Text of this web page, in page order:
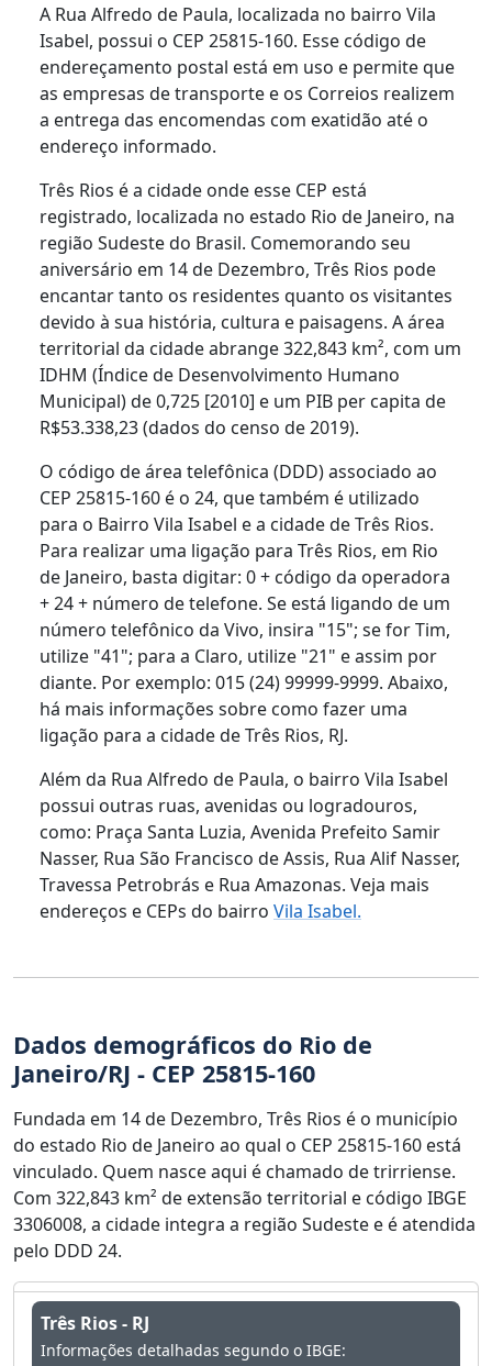
A Rua Alfredo de Paula, localizada no bairro Vila
Isabel, possui o CEP 25815-160. Esse código de
endereçamento postal está em uso e permite que
as empresas de transporte e os Correios realizem
a entrega das encomendas com exatidão até o
endereço informado.
Três Rios é a cidade onde esse CEP está
registrado, localizada no estado Rio de Janeiro, na
região Sudeste do Brasil. Comemorando seu
aniversário em 14 de Dezembro, Três Rios pode
encantar tanto os residentes quanto os visitantes
devido à sua história, cultura e paisagens. A área
territorial da cidade abrange 322,843 km², com um
IDHM (Índice de Desenvolvimento Humano
Municipal) de 0,725 [2010] e um PIB per capita de
R$53.338,23 (dados do censo de 2019).
O código de área telefônica (DDD) associado ao
CEP 25815-160 é o 24, que também é utilizado
para o Bairro Vila Isabel e a cidade de Três Rios.
Para realizar uma ligação para Três Rios, em Rio
de Janeiro, basta digitar: 0 + código da operadora
+ 24 + número de telefone. Se está ligando de um
número telefônico da Vivo, insira "15"; se for Tim,
utilize "41"; para a Claro, utilize "21" e assim por
diante. Por exemplo: 015 (24) 99999-9999. Abaixo,
há mais informações sobre como fazer uma
ligação para a cidade de Três Rios, RJ.
Além da Rua Alfredo de Paula, o bairro Vila Isabel
possui outras ruas, avenidas ou logradouros,
como: Praça Santa Luzia, Avenida Prefeito Samir
Nasser, Rua São Francisco de Assis, Rua Alif Nasser,
Travessa Petrobrás e Rua Amazonas. Veja mais
endereços e CEPs do bairro Vila Isabel.
Dados demográficos do Rio de
Janeiro/RJ - CEP 25815-160
Fundada em 14 de Dezembro, Três Rios é o município
do estado Rio de Janeiro ao qual o CEP 25815-160 está
vinculado. Quem nasce aqui é chamado de trirriense.
Com 322,843 km² de extensão territorial e código IBGE
3306008, a cidade integra a região Sudeste e é atendida
pelo DDD 24.
Três Rios - RJ
Informações detalhadas segundo o IBGE: